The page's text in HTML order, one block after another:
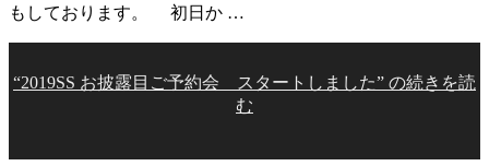
もしております。 初日か …
“2019SS お披露目ご予約会 スタートしました” の続きを読
む